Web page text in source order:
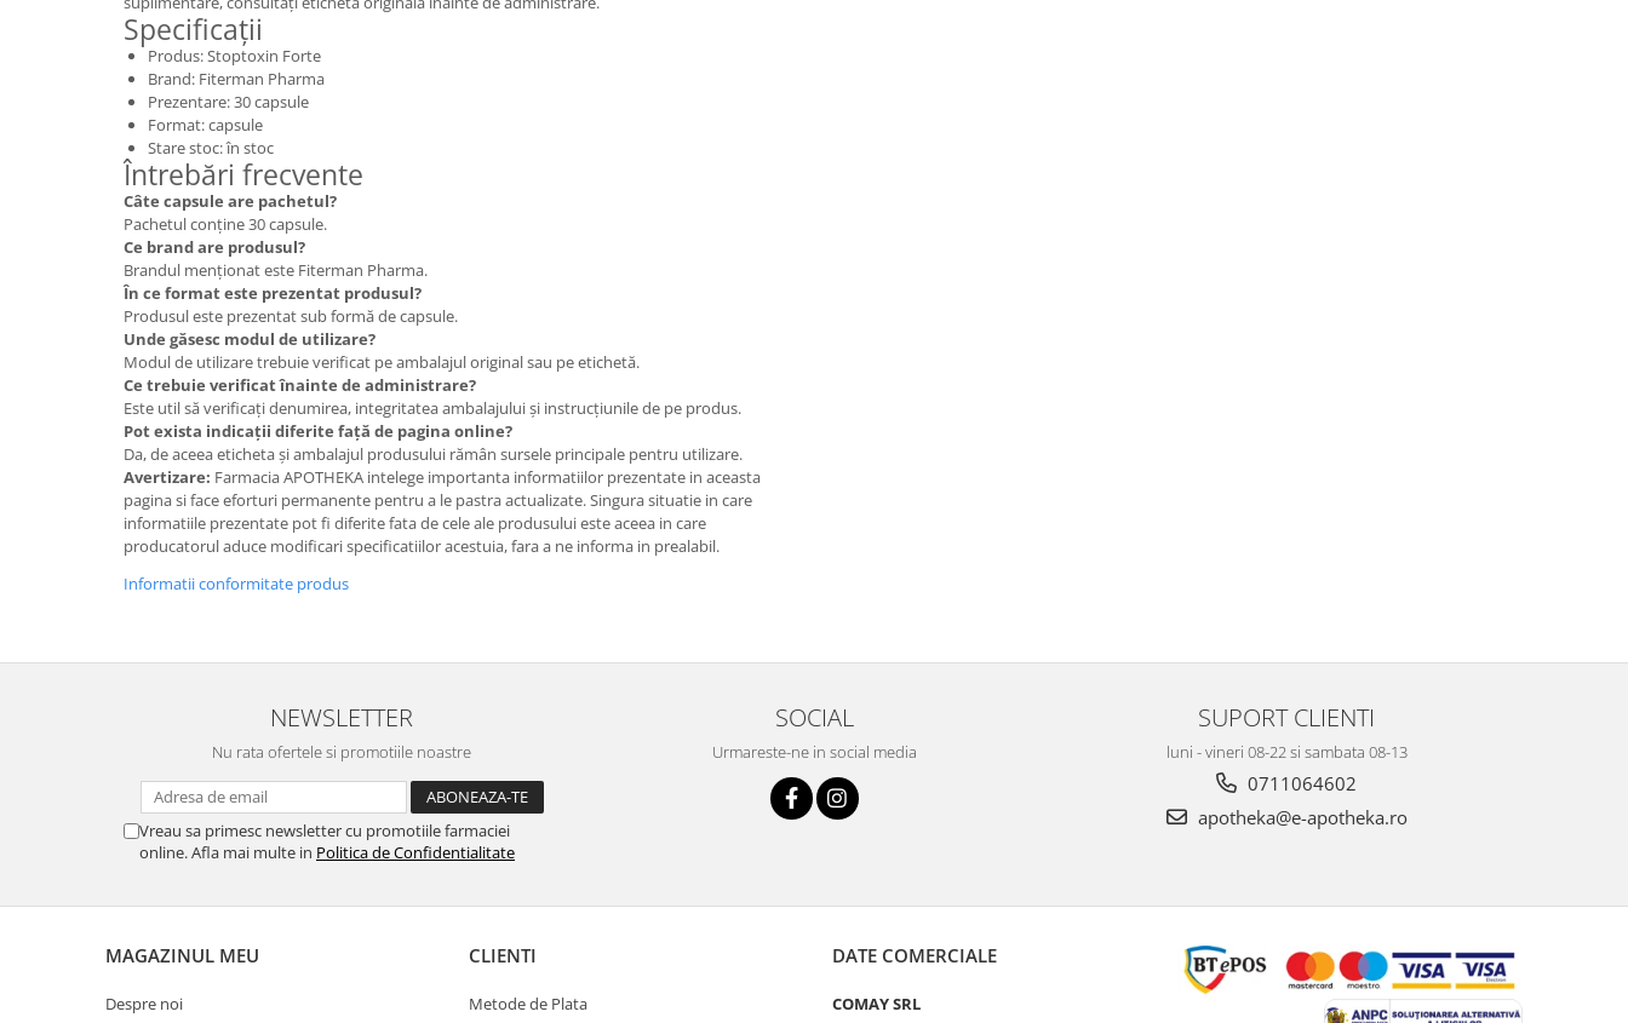
Specificații
Produs: Stoptoxin Forte
Brand: Fiterman Pharma
Prezentare: 30 capsule
Format: capsule
Stare stoc: în stoc
Întrebări frecvente
Câte capsule are pachetul?
Pachetul conține 30 capsule.
Ce brand are produsul?
Brandul menționat este Fiterman Pharma.
În ce format este prezentat produsul?
Produsul este prezentat sub formă de capsule.
Unde găsesc modul de utilizare?
Modul de utilizare trebuie verificat pe ambalajul original sau pe etichetă.
Ce trebuie verificat înainte de administrare?
Este util să verificați denumirea, integritatea ambalajului și instrucțiunile de pe produs.
Pot exista indicații diferite față de pagina online?
Da, de aceea eticheta și ambalajul produsului rămân sursele principale pentru utilizare.
Avertizare: Farmacia APOTHEKA intelege importanta informatiilor prezentate in aceasta
pagina si face eforturi permanente pentru a le pastra actualizate. Singura situatie in care
informatiile prezentate pot fi diferite fata de cele ale produsului este aceea in care
producatorul aduce modificari specificatiilor acestuia, fara a ne informa in prealabil.
Informatii conformitate produs
NEWSLETTER
Nu rata ofertele si promotiile noastre
Vreau sa primesc newsletter cu promotiile farmaciei
online. Afla mai multe in Politica de Confidentialitate
SOCIAL
Urmareste-ne in social media
SUPORT CLIENTI
luni - vineri 08-22 si sambata 08-13
0711064602
apotheka@e-apotheka.ro
MAGAZINUL MEU
Despre noi
CLIENTI
Metode de Plata
DATE COMERCIALE
COMAY SRL